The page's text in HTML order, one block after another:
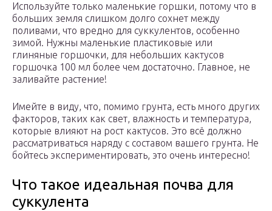
Используйте только маленькие горшки, потому что в
больших земля слишком долго сохнет между
поливами, что вредно для суккулентов, особенно
зимой. Нужны маленькие пластиковые или
глиняные горшочки, для небольших кактусов
горшочка 100 мл более чем достаточно. Главное, не
заливайте растение!
Имейте в виду, что, помимо грунта, есть много других
факторов, таких как свет, влажность и температура,
которые влияют на рост кактусов. Это всё должно
рассматриваться наряду с составом вашего грунта. Не
бойтесь экспериментировать, это очень интересно!
Что такое идеальная почва для
суккулента